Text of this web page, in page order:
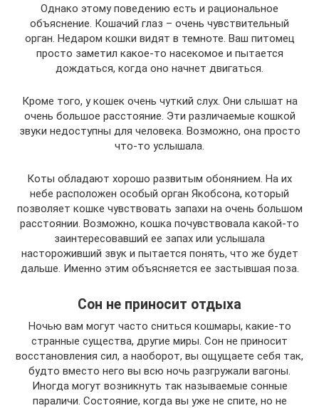
Однако этому поведению есть и рациональное
объяснение. Кошачий глаз – очень чувствительный
орган. Недаром кошки видят в темноте. Ваш питомец
просто заметил какое-то насекомое и пытается
дождаться, когда оно начнет двигаться.
Кроме того, у кошек очень чуткий слух. Они слышат на
очень большое расстояние. Эти различаемые кошкой
звуки недоступны для человека. Возможно, она просто
что-то услышала.
Коты обладают хорошо развитым обонянием. На их
небе расположен особый орган Якобсона, который
позволяет кошке чувствовать запахи на очень большом
расстоянии. Возможно, кошка почувствовала какой-то
заинтересовавший ее запах или услышала
настороживший звук и пытается понять, что же будет
дальше. Именно этим объясняется ее застывшая поза.
Сон не приносит отдыха
Ночью вам могут часто сниться кошмары, какие-то
странные существа, другие миры. Сон не приносит
восстановления сил, а наоборот, вы ощущаете себя так,
будто вместо него вы всю ночь разгружали вагоны.
Иногда могут возникнуть так называемые сонные
параличи. Состояние, когда вы уже не спите, но не